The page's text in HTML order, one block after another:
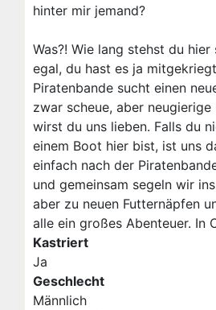
hinter mir jemand?
Was?! Wie lang stehst du
egal, du hast es ja
Piratenbande sucht einen
zwar scheue, aber neugierige
wirst du uns lieben. Falls du
einem Boot hier bist, ist uns
einfach nach der
und gemeinsam segeln wir
aber zu neuen Futternäpfen
alle ein großes Abenteuer. In
Kastriert
Ja
Geschlecht
Männlich